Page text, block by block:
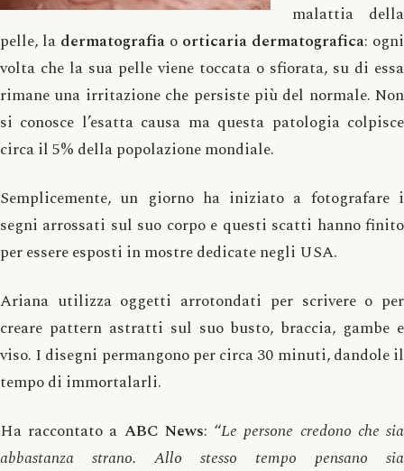
malattia della
pelle, la dermatografia o orticaria dermatografica: ogni
volta che la sua pelle viene toccata o sfiorata, su di essa
rimane una irritazione che persiste più del normale. Non
si conosce l’esatta causa ma questa patologia colpisce
circa il 5% della popolazione mondiale.
Semplicemente, un giorno ha iniziato a fotografare i
segni arrossati sul suo corpo e questi scatti hanno finito
per essere esposti in mostre dedicate negli USA.
Ariana utilizza oggetti arrotondati per scrivere o per
creare pattern astratti sul suo busto, braccia, gambe e
viso. I disegni permangono per circa 30 minuti, dandole il
tempo di immortalarli.
Ha raccontato a ABC News: “Le persone credono che sia
abbastanza strano. Allo stesso tempo pensano sia